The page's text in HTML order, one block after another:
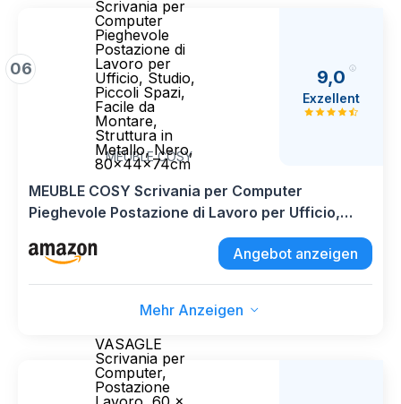
06
Scrivania per
Computer
Pieghevole
Postazione di
Lavoro per
Ufficio, Studio,
Piccoli Spazi,
Facile da
Montare,
Struttura in
Metallo, Nero,
80x44x74cm
MEUBLE COSY
9,0
Exzellent
MEUBLE COSY Scrivania per Computer
Pieghevole Postazione di Lavoro per Ufficio,
Studio, Piccoli Spazi, Facile da Montare,
Struttura in Metallo, Nero, 80x44x74cm
Angebot anzeigen
Mehr Anzeigen
VASAGLE
Scrivania per
Computer,
Postazione